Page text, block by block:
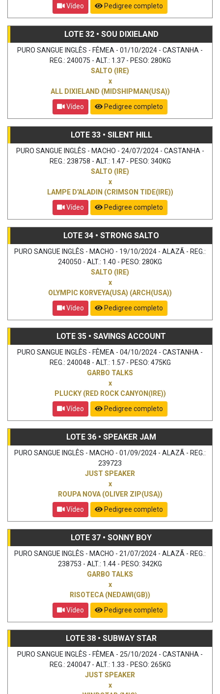
Vídeo
Pedigree completo
LOTE 32 • SOU DIXIELAND
PURO SANGUE INGLÊS - FÊMEA - 01/10/2024 - CASTANHA -
REG.: 240075 - ALT.: 1.37 - PESO: 280KG
SALTO (IRE)
x
ALL DIXIELAND (MIDSHIPMAN(USA))
Vídeo
Pedigree completo
LOTE 33 • SILENT HILL
PURO SANGUE INGLÊS - MACHO - 24/07/2024 - CASTANHA -
REG.: 238758 - ALT.: 1.47 - PESO: 340KG
SALTO (IRE)
x
LAMPE D'ALADIN (CRIMSON TIDE(IRE))
Vídeo
Pedigree completo
LOTE 34 • STRONG SALTO
PURO SANGUE INGLÊS - MACHO - 19/10/2024 - ALAZÃ - REG.:
240050 - ALT.: 1.40 - PESO: 280KG
SALTO (IRE)
x
OLYMPIC KORVEYA(USA) (ARCH(USA))
Vídeo
Pedigree completo
LOTE 35 • SAVINGS ACCOUNT
PURO SANGUE INGLÊS - FÊMEA - 04/10/2024 - CASTANHA -
REG.: 240048 - ALT.: 1.57 - PESO: 475KG
GARBO TALKS
x
PLUCKY (RED ROCK CANYON(IRE))
Vídeo
Pedigree completo
LOTE 36 • SPEAKER JAM
PURO SANGUE INGLÊS - MACHO - 01/09/2024 - ALAZÃ - REG.:
239723
JUST SPEAKER
x
ROUPA NOVA (OLIVER ZIP(USA))
Vídeo
Pedigree completo
LOTE 37 • SONNY BOY
PURO SANGUE INGLÊS - MACHO - 21/07/2024 - ALAZÃ - REG.:
238753 - ALT.: 1.44 - PESO: 342KG
GARBO TALKS
x
RISOTECA (NEDAWI(GB))
Vídeo
Pedigree completo
LOTE 38 • SUBWAY STAR
PURO SANGUE INGLÊS - FÊMEA - 25/10/2024 - CASTANHA -
REG.: 240047 - ALT.: 1.33 - PESO: 265KG
JUST SPEAKER
x